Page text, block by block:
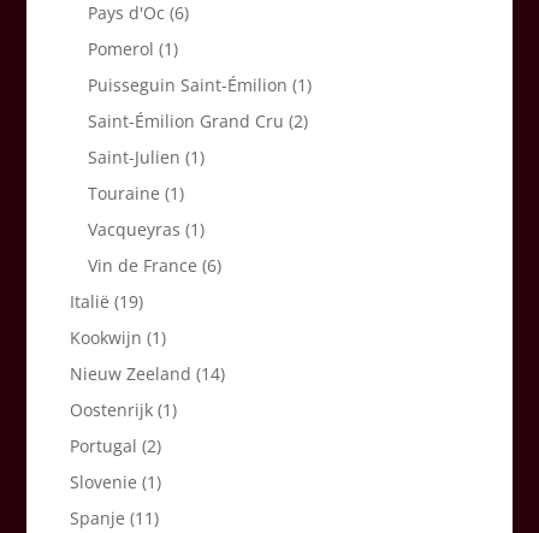
Pays d'Oc (6)
Pomerol (1)
Puisseguin Saint-Émilion (1)
Saint-Émilion Grand Cru (2)
Saint-Julien (1)
Touraine (1)
Vacqueyras (1)
Vin de France (6)
Italië (19)
Kookwijn (1)
Nieuw Zeeland (14)
Oostenrijk (1)
Portugal (2)
Slovenie (1)
Spanje (11)